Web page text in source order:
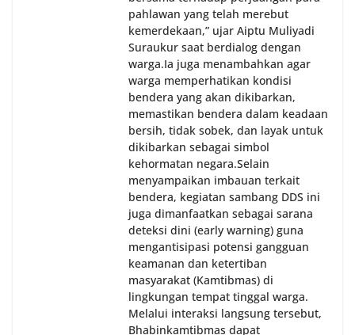
pahlawan yang telah merebut
kemerdekaan,” ujar Aiptu Muliyadi
Suraukur saat berdialog dengan
warga.‎‎Ia juga menambahkan agar
warga memperhatikan kondisi
bendera yang akan dikibarkan,
memastikan bendera dalam keadaan
bersih, tidak sobek, dan layak untuk
dikibarkan sebagai simbol
kehormatan negara.‎‎‎Selain
menyampaikan imbauan terkait
bendera, kegiatan sambang DDS ini
juga dimanfaatkan sebagai sarana
deteksi dini (early warning) guna
mengantisipasi potensi gangguan
keamanan dan ketertiban
masyarakat (Kamtibmas) di
lingkungan tempat tinggal warga.
Melalui interaksi langsung tersebut,
Bhabinkamtibmas dapat